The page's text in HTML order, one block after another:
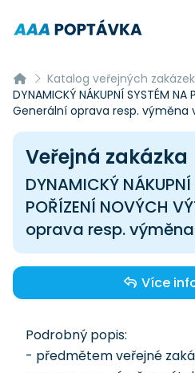
Katalog veřejných zakázek
DYNAMICKÝ NÁKUPNÍ SYSTÉM NA
Generální oprava resp. výměna
Veřejná zakázka
DYNAMICKÝ
POŘÍZENÍ NOVÝCH
oprava resp.
Více
Podrobný popis:
- předmětem veřejné